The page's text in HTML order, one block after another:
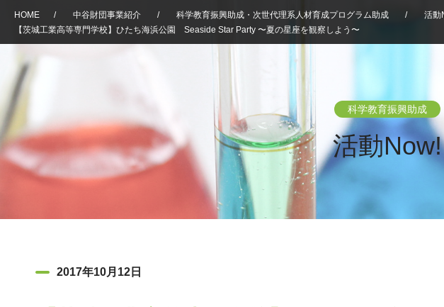
HOME / 中谷財団事業紹介 / 科学教育振興助成・次世代理系人材育成プログラム助成 / 活動
【茨城工業高等専門学校】ひたち海浜公園 Seaside Star Party 〜夏の星座を観察しよう〜
科学教育振興助成
活動Now!
2017年10月12日